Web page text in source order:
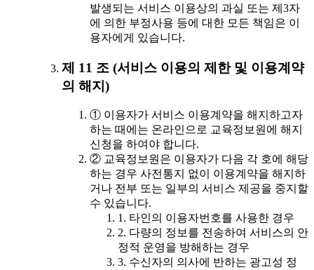
발생되는 서비스 이용상의 과실 또는 제3자
에 의한 부정사용 등에 대한 모든 책임은 이
용자에게 있습니다.
제 11 조 (서비스 이용의 제한 및 이용계약
의 해지)
① 이용자가 서비스 이용계약을 해지하고자
하는 때에는 온라인으로 교육정보원에 해지
신청을 하여야 합니다.
② 교육정보원은 이용자가 다음 각 호에 해당
하는 경우 사전통지 없이 이용계약을 해지하
거나 전부 또는 일부의 서비스 제공을 중지할
수 있습니다.
1. 타인의 이용자번호를 사용한 경우
2. 다량의 정보를 전송하여 서비스의 안
정적 운영을 방해하는 경우
3. 수신자의 의사에 반하는 광고성 정